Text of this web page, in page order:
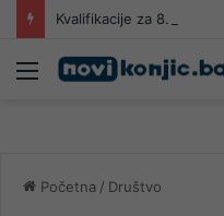
Meni
Početna / Društvo